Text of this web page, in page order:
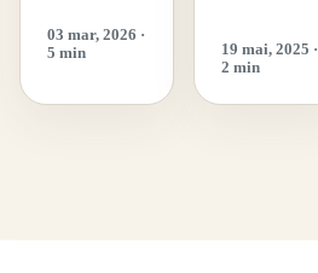
03 mar, 2026 ·
5 min
19 mai, 2025 ·
2 min